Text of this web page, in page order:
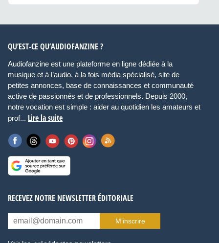
QU’EST-CE QU’AUDIOFANZINE ?
Audiofanzine est une plateforme en ligne dédiée à la
musique et à l’audio, à la fois média spécialisé, site de
petites annonces, base de connaissances et communauté
active de passionnés et de professionnels. Depuis 2000,
notre vocation est simple : aider au quotidien les amateurs et
prof... Lire la suite
RECEVEZ NOTRE NEWSLETTER ÉDITORIALE
M’inscrire